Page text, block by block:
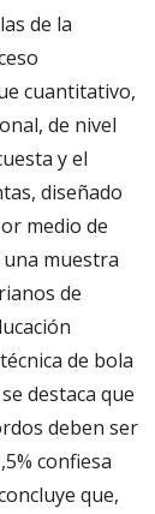
de la
cuantitativo,
de nivel
y el
diseñado
medio de
muestra
de
de bola
destaca que
deben ser
confiesa
que,